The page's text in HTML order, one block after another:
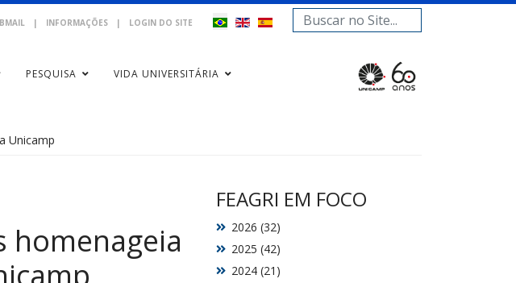
| INFORMAÇÕES | LOGIN DO SITE Pesquisar...
PESQUISA VIDA UNIVERSITÁRIA
Unicamp
homenageia
FEAGRI EM FOCO
2024 (21)
2025 (42)
2026 (32)